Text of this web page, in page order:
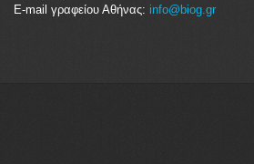
E-mail γραφείου Αθήνας: info@biog.gr